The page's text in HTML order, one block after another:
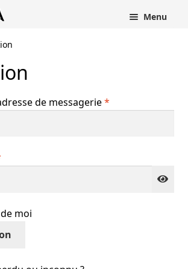
Menu
de messagerie*Obligatoire
Obligatoire
moi
des cookies